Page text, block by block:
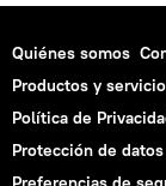
Quiénes somos
Productos y
Política de
Protección de